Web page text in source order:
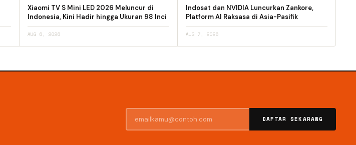
Xiaomi TV S Mini LED 2026 Meluncur di
Indonesia, Kini Hadir hingga Ukuran 98 Inci
AUG 6, 2026
Indosat dan NVIDIA Luncurkan Zankore,
Platform AI Raksasa di Asia-Pasifik
AUG 7, 2026
DAFTAR SEKARANG